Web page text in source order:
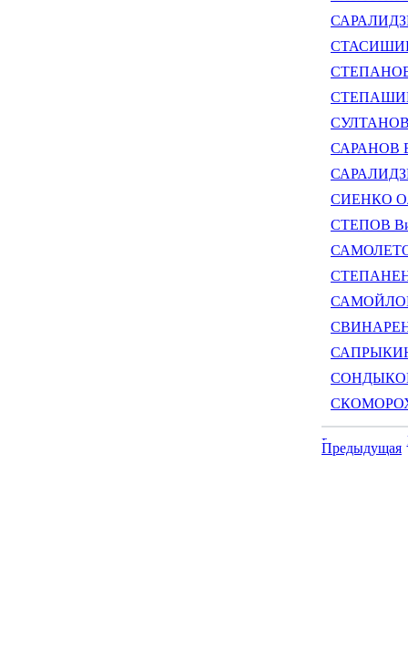
СТАСИШИН
СТЕПАНОВ
СТЕПАШИН
СУЛТАНОВ
САРАНОВ
САРАЛИДЗЕ
СИЕНКО
СТЕПОВ
САМОЙЛОВ
САПРЫКИН
СОНДЫКОВ
Предыдущая